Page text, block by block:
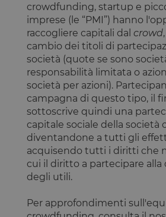
crowdfunding, startup e
imprese (le “PMI”) hanno
raccogliere capitali dal crowd
cambio dei titoli di
società (quote se sono
responsabilità limitata o
società per azioni).
campagna di questo tipo, il
sottoscrive quindi una
capitale sociale della società
diventandone a tutti gli
acquisendo tutti i diritti che
cui il diritto a partecipare alla
degli utili.
Per approfondimenti